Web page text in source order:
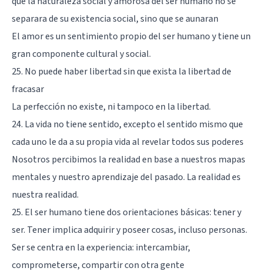
separara de su existencia social, sino que se aunaran
El amor es un sentimiento propio del ser humano y tiene un
gran componente cultural y social.
25. No puede haber libertad sin que exista la libertad de
fracasar
La perfección no existe, ni tampoco en la libertad.
24. La vida no tiene sentido, excepto el sentido mismo que
cada uno le da a su propia vida al revelar todos sus poderes
Nosotros percibimos la realidad en base a nuestros mapas
mentales y nuestro aprendizaje del pasado. La realidad es
nuestra realidad.
25. El ser humano tiene dos orientaciones básicas: tener y
ser. Tener implica adquirir y poseer cosas, incluso personas.
Ser se centra en la experiencia: intercambiar,
comprometerse, compartir con otra gente